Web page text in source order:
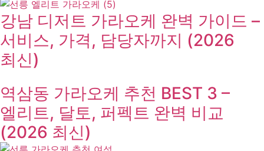
강남 디저트 가라오케 완벽 가이드 –
서비스, 가격, 담당자까지 (2026
최신)
역삼동 가라오케 추천 BEST 3 –
엘리트, 달토, 퍼펙트 완벽 비교
(2026 최신)